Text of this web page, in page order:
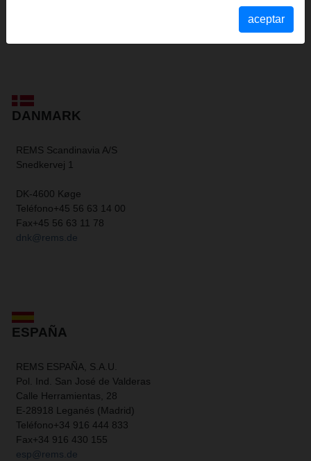
DANMARK
REMS Scandinavia A/S
Snedkervej 1
DK-4600 Køge
Teléfono+45 56 63 14 00
Fax+45 56 63 11 78
dnk@rems.de
ESPAÑA
REMS ESPAÑA, S.A.U.
Pol. Ind. San José de Valderas
Calle Herramientas, 28
E-28918 Leganés (Madrid)
Teléfono+34 916 444 833
Fax+34 916 430 155
esp@rems.de
aceptar